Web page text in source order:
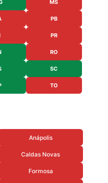
MS
PB
PR
RO
SC
TO
Anápolis
Caldas Novas
Formosa